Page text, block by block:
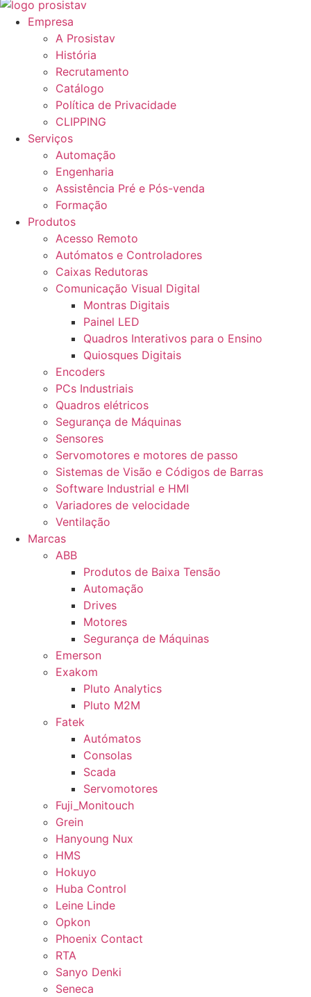
Empresa
A Prosistav
História
Recrutamento
Catálogo
Política de Privacidade
CLIPPING
Serviços
Automação
Engenharia
Assistência Pré e Pós-venda
Formação
Produtos
Acesso Remoto
Autómatos e Controladores
Caixas Redutoras
Comunicação Visual Digital
Montras Digitais
Painel LED
Quadros Interativos para o Ensino
Quiosques Digitais
Encoders
PCs Industriais
Quadros elétricos
Segurança de Máquinas
Sensores
Servomotores e motores de passo
Sistemas de Visão e Códigos de Barras
Software Industrial e HMI
Variadores de velocidade
Ventilação
Marcas
ABB
Produtos de Baixa Tensão
Automação
Drives
Motores
Segurança de Máquinas
Emerson
Exakom
Pluto Analytics
Pluto M2M
Fatek
Autómatos
Consolas
Scada
Servomotores
Fuji_Monitouch
Grein
Hanyoung Nux
HMS
Hokuyo
Huba Control
Leine Linde
Opkon
Phoenix Contact
RTA
Sanyo Denki
Seneca